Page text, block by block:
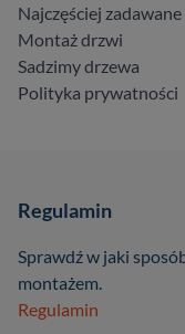
Najczęściej
Montaż drzwi
Sadzimy drzewa
Polityka prywatności
Regulamin
Sprawdź w jaki
montażem.
Regulamin